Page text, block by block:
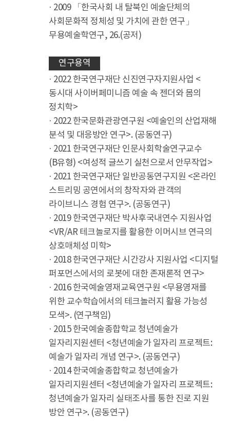
· 2009 「한국사회 내 탈북인 예술단체의
사회문화적 정체성 및 가치에 관한 연구」
무용예술학연구, 26.(공저)
연구용역
· 2022 한국연구재단 신진연구자지원사업 <
동시대 사이버페미니즘 예술 속 젠더와 몸의
정치학>
· 2022 한국문화관광연구원 <예술인의 산업재해
분석 및 대응방안 연구>. (공동연구)
· 2021 한국연구재단 인문사회학술연구교수
(B유형) <여성적 글쓰기 실천으로서 안무작업>
· 2021 한국연구재단 일반공동연구지원 <온라인
스트리밍 공연에서의 창작자와 관객의
라이브니스 경험 연구>. (공동연구)
· 2019 한국연구재단 박사후국내연수 지원사업
<VR/AR 테크놀로지를 활용한 이머시브 연극의
상호매체성 미학>
· 2018 한국연구재단 시간강사 지원사업 <디지털
퍼포먼스에서의 로봇에 대한 존재론적 연구>
· 2016 한국예술영재교육연구원 <무용영재를
위한 교수학습에서의 테크놀러지 활용 가능성
모색>. (연구책임)
· 2015 한국예술종합학교 청년예술가
일자리지원센터 <청년예술가 일자리 프로젝트:
예술가 일자리 개념 연구>. (공동연구)
· 2014 한국예술종합학교 청년예술가
일자리지원센터 <청년예술가 일자리 프로젝트:
청년예술가 일자리 실태조사를 통한 진로 지원
방안 연구>. (공동연구)